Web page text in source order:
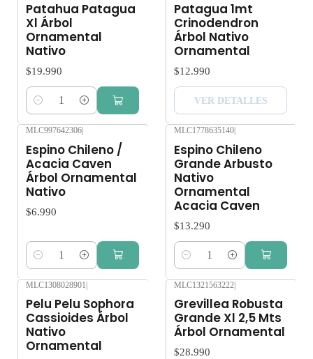
Patahua Patagua
Xl Árbol
Ornamental
Nativo
$19.990
Cantidad
Patagua 1mt
Crinodendron
Árbol Nativo
Ornamental
$12.990
VER DETALLES
MLC997642306
Espino Chileno /
Acacia Caven
Árbol Ornamental
Nativo
$6.990
Cantidad
MLC1778635140
Espino Chileno
Grande Arbusto
Nativo
Ornamental
Acacia Caven
$13.290
Cantidad
MLC1308028901 |
Pelu Pelu Sophora
Cassioides Árbol
Nativo
Ornamental
MLC1321563222|
Grevillea Robusta
Grande Xl 2,5 Mts
Árbol Ornamental
$28.990